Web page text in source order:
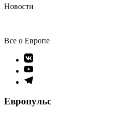
Новости
Все о Европе
Элемент
меню
Элемент
меню
Элемент
Европульс